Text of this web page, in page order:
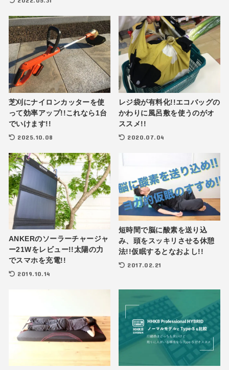
芝刈にナイロンカッターを使
って効率アップ!!これなら1台
でいけます!!
2025.10.08
レジ袋が有料化!!エコバッグの
かわりに風呂敷を使うのがオ
ススメ!!
2020.07.04
ANKERのソーラーチャージャ
ー21Wをレビュー!!太陽の力
でスマホを充電!!
2019.10.14
短時間で脳に酸素を送り込
み、頭をスッキリさせる休憩
法!!仮眠するとなおよし!!
2017.02.21